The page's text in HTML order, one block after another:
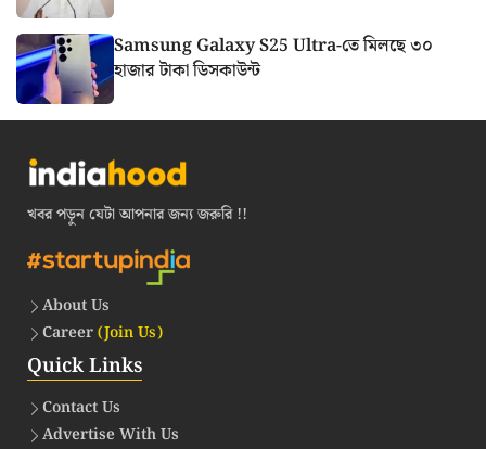
Samsung Galaxy S25 Ultra-তে মিলছে ৩০
হাজার টাকা ডিসকাউন্ট
খবর পড়ুন যেটা আপনার জন্য জরুরি !!
About Us
Career(Join Us)
Quick Links
Contact Us
Advertise With Us